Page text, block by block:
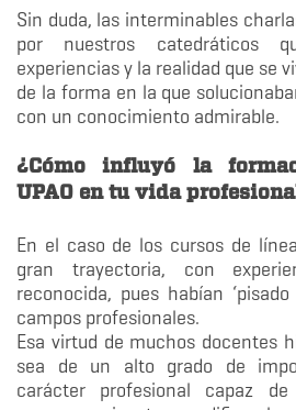
Sin duda, las interminables
por nuestros catedráticos
experiencias y la realidad que se
de la forma en la que
con un conocimiento admirable.
¿Cómo influyó la
UPAO en tu vida
En el caso de los cursos de
gran trayectoria, con
reconocida, pues habían
campos profesionales.
Esa virtud de muchos docentes
sea de un alto grado de
carácter profesional capaz de